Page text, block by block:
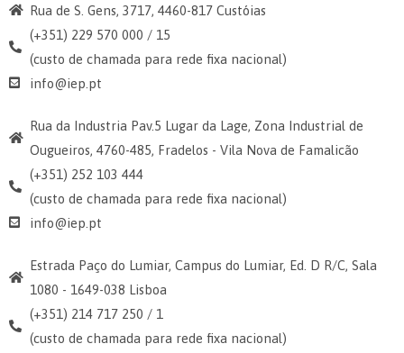
Rua de S. Gens, 3717, 4460-817 Custóias
(+351) 229 570 000 / 15
(custo de chamada para rede fixa nacional)
info@iep.pt
Rua da Industria Pav.5 Lugar da Lage, Zona Industrial de
Ougueiros, 4760-485, Fradelos - Vila Nova de Famalicão
(+351) 252 103 444
(custo de chamada para rede fixa nacional)
info@iep.pt
Estrada Paço do Lumiar, Campus do Lumiar, Ed. D R/C, Sala
1080 - 1649-038 Lisboa
(+351) 214 717 250 / 1
(custo de chamada para rede fixa nacional)